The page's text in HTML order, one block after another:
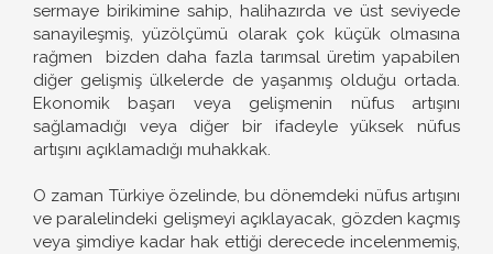
sermaye birikimine sahip, halihazırda ve üst seviyede
sanayileşmiş, yüzölçümü olarak çok küçük olmasına
rağmen bizden daha fazla tarımsal üretim yapabilen
diğer gelişmiş ülkelerde de yaşanmış olduğu ortada.
Ekonomik başarı veya gelişmenin nüfus artışını
sağlamadığı veya diğer bir ifadeyle yüksek nüfus
artışını açıklamadığı muhakkak.
O zaman Türkiye özelinde, bu dönemdeki nüfus artışını
ve paralelindeki gelişmeyi açıklayacak, gözden kaçmış
veya şimdiye kadar hak ettiği derecede incelenmemiş,